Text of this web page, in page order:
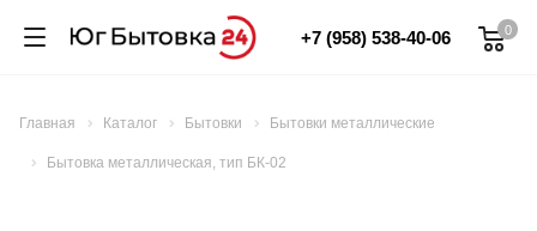
0
+7 (958) 538-40-06
Главная Каталог Бытовки Бытовки металлические
Бытовка металлическая, тип БК-02